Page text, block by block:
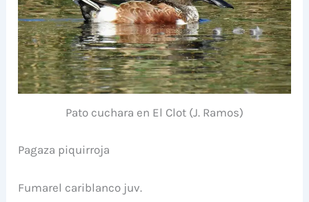
Pato cuchara en El Clot (J. Ramos)
Pagaza piquirroja
Fumarel cariblanco juv.